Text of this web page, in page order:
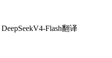
DeepSeekV4-Flash翻译